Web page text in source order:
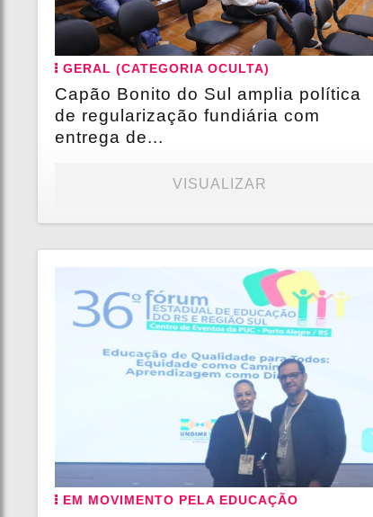
GERAL (CATEGORIA OCULTA)
Capão Bonito do Sul amplia política
de regularização fundiária com
entrega de...
VISUALIZAR
EM MOVIMENTO PELA EDUCAÇÃO